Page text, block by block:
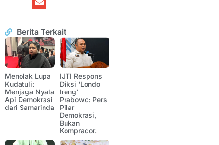
Berita Terkait
Menolak Lupa
Kudatuli:
Menjaga Nyala
Api Demokrasi
dari Samarinda
IJTI Respons
Diksi ‘Londo
Ireng’
Prabowo: Pers
Pilar
Demokrasi,
Bukan
Komprador.